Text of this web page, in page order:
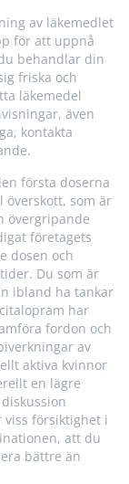
av läkemedlet
för att uppnå
behandlar din
friska och
läkemedel
även
kontakta
första doserna
överskott, som är
övergripande
företagets
dosen och
Du som är
ibland ha tankar
har
fordon och
av
aktiva kvinnor
en lägre
viss försiktighet i
att du
bättre än